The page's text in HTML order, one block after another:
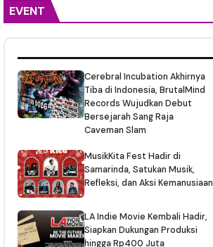
EVENT
Cerebral Incubation Akhirnya
Tiba di Indonesia, BrutalMind
Records Wujudkan Debut
Bersejarah Sang Raja
Caveman Slam
MusikKita Fest Hadir di
Samarinda, Satukan Musik,
Refleksi, dan Aksi Kemanusiaan
LA Indie Movie Kembali Hadir,
Siapkan Dukungan Produksi
hingga Rp400 Juta